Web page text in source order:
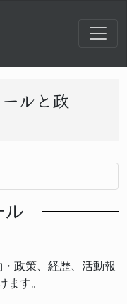
ルと政
ル
政策、経歴、活動報
ます。